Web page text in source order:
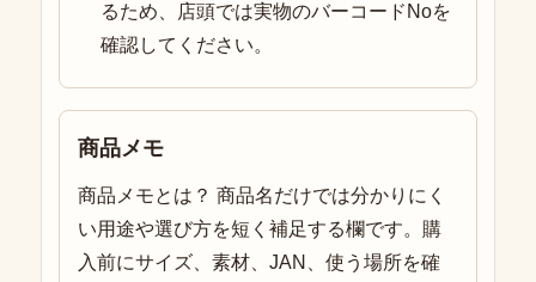
るため、店頭では実物のバーコードNoを
確認してください。
商品メモ
商品メモとは？ 商品名だけでは分かりにく
い用途や選び方を短く補足する欄です。購
入前にサイズ、素材、JAN、使う場所を確